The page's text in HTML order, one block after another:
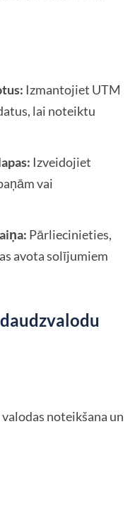
Izmantojiet UTM
lai noteiktu
Izveidojiet
vai
Pārliecinieties,
avota solījumiem
noteikšana un